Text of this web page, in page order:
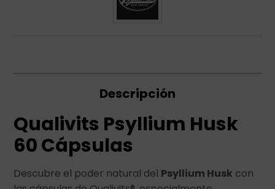
Descripción
Qualivits Psyllium Husk
60 Cápsulas
Descubre el poder natural del Psyllium Husk con